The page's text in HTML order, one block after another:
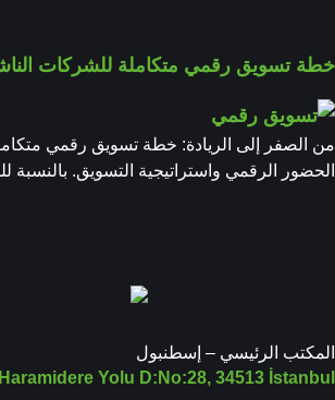
خطة تسويق رقمي متكاملة للشركات
من الصفر إلى الريادة: خطة تسويق رقمي
الحضور الرقمي واستراتيجية التسويق. بالنسبة
المكتب الرئيسي – إسطنبول
Yolu D:No:28, 34513 İstanbul